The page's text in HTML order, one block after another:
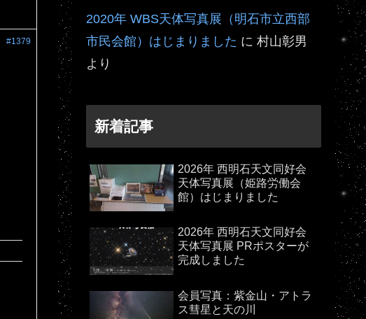
#1379
2020年 WBS天体写真展（明石市立西部
市民会館）はじまりました に 村山彰男
より
新着記事
2026年 西明石天文同好会
天体写真展（姫路労働会
館）はじまりました
2026年 西明石天文同好会
天体写真展 PRポスターが
完成しました
会員写真：紫金山・アトラ
ス彗星と天の川